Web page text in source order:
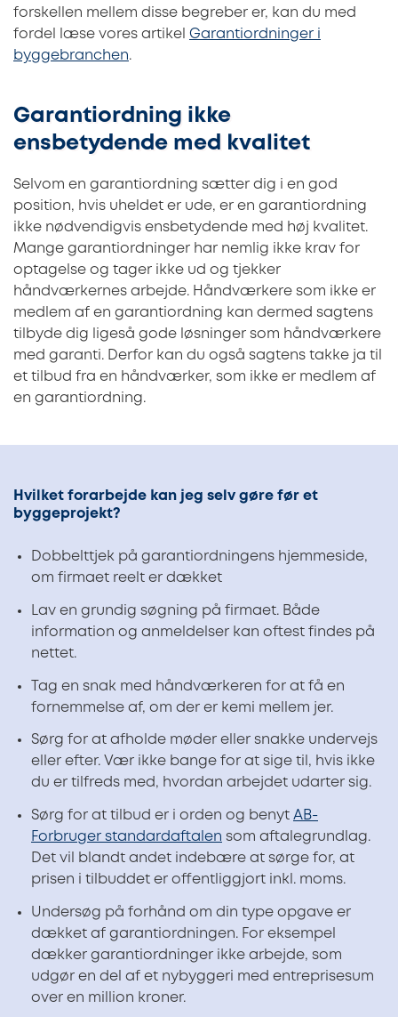
forskellen mellem disse begreber er, kan du med
fordel læse vores artikel Garantiordninger i
byggebranchen.
Garantiordning ikke
ensbetydende med kvalitet
Selvom en garantiordning sætter dig i en god
position, hvis uheldet er ude, er en garantiordning
ikke nødvendigvis ensbetydende med høj kvalitet.
Mange garantiordninger har nemlig ikke krav for
optagelse og tager ikke ud og tjekker
håndværkernes arbejde. Håndværkere som ikke er
medlem af en garantiordning kan dermed sagtens
tilbyde dig ligeså gode løsninger som håndværkere
med garanti. Derfor kan du også sagtens takke ja til
et tilbud fra en håndværker, som ikke er medlem af
en garantiordning.
Hvilket forarbejde kan jeg selv gøre før et
byggeprojekt?
Dobbelttjek på garantiordningens hjemmeside,
om firmaet reelt er dækket
Lav en grundig søgning på firmaet. Både
information og anmeldelser kan oftest findes på
nettet.
Tag en snak med håndværkeren for at få en
fornemmelse af, om der er kemi mellem jer.
Sørg for at afholde møder eller snakke undervejs
eller efter. Vær ikke bange for at sige til, hvis ikke
du er tilfreds med, hvordan arbejdet udarter sig.
Sørg for at tilbud er i orden og benyt AB-
Forbruger standardaftalen som aftalegrundlag.
Det vil blandt andet indebære at sørge for, at
prisen i tilbuddet er offentliggjort inkl. moms.
Undersøg på forhånd om din type opgave er
dækket af garantiordningen. For eksempel
dækker garantiordninger ikke arbejde, som
udgør en del af et nybyggeri med entreprisesum
over en million kroner.